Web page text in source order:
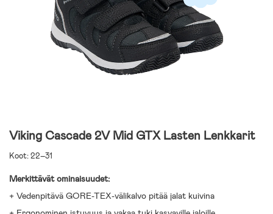
Viking Cascade 2V Mid GTX Lasten Lenkkarit
Koot: 22–31
Merkittävät ominaisuudet:
+ Vedenpitävä GORE-TEX-välikalvo pitää jalat kuivina